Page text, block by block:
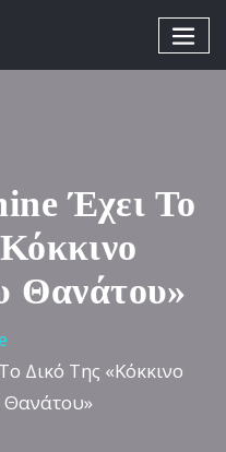
Έχει Το
Θανάτου»
Δικό Της «Κόκκινο
Θανάτου»